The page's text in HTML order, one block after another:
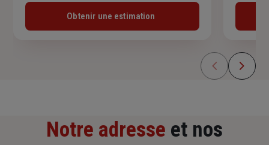
Obtenir une estimation
Notre adresse et nos